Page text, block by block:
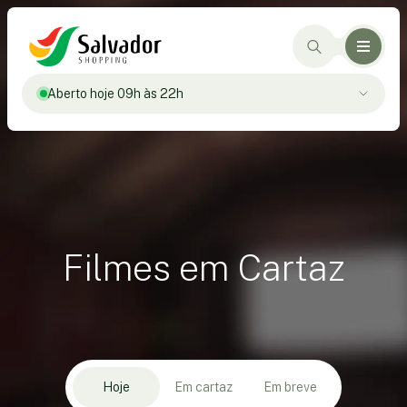
Aberto hoje 09h às 22h
Filmes em Cartaz
Hoje Em cartaz Em breve